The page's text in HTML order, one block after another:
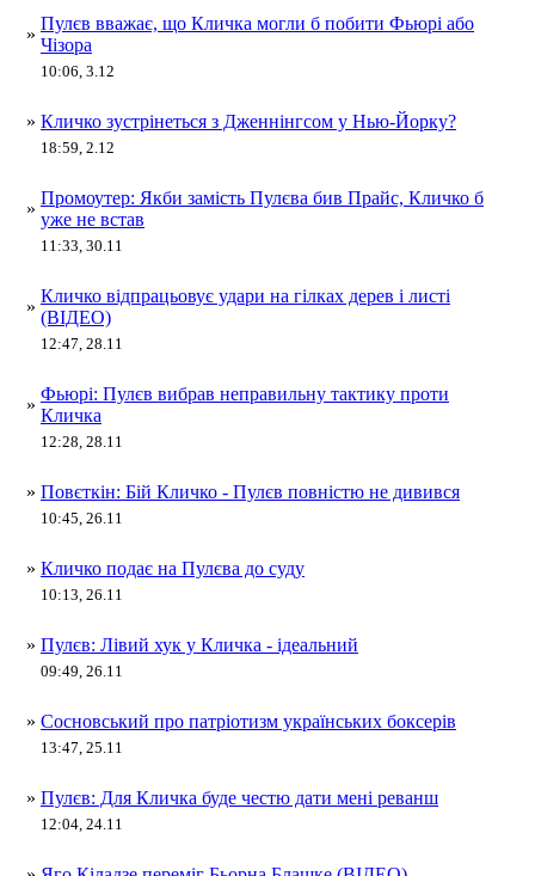
»
Пулєв вважає, що Кличка могли б побити Фьюрі або
Чізора
10:06, 3.12
» Кличко зустрінеться з Дженнінгсом у Нью-Йорку?
18:59, 2.12
»
Промоутер: Якби замість Пулєва бив Прайс, Кличко б
уже не встав
11:33, 30.11
»
Кличко відпрацьовує удари на гілках дерев і листі
(ВІДЕО)
12:47, 28.11
»
Фьюрі: Пулєв вибрав неправильну тактику проти
Кличка
12:28, 28.11
» Повєткін: Бій Кличко - Пулєв повністю не дивився
10:45, 26.11
» Кличко подає на Пулєва до суду
10:13, 26.11
» Пулєв: Лівий хук у Кличка - ідеальний
09:49, 26.11
» Сосновський про патріотизм українських боксерів
13:47, 25.11
» Пулєв: Для Кличка буде честю дати мені реванш
12:04, 24.11